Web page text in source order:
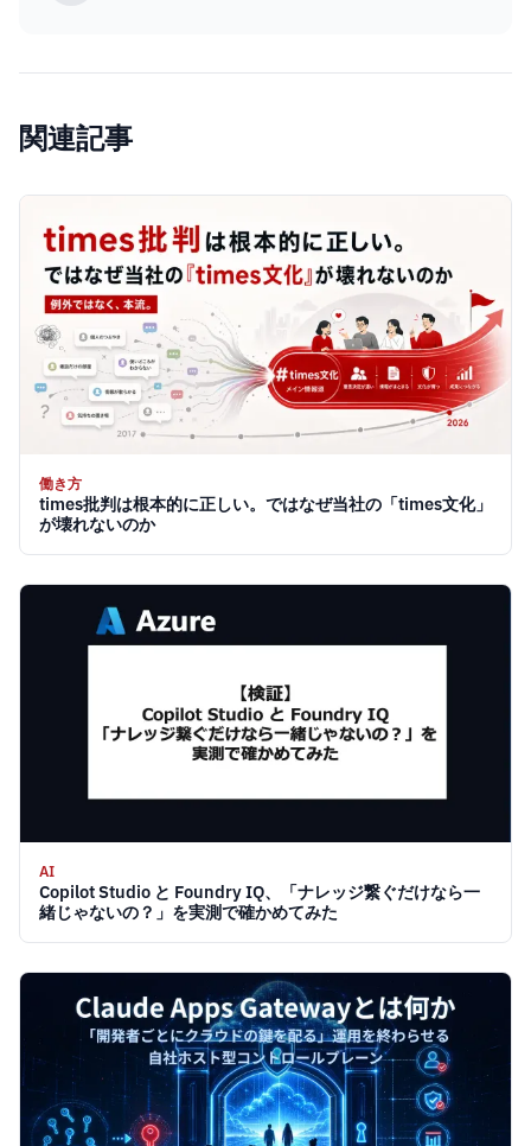
関連記事
働き方
times批判は根本的に正しい。ではなぜ当社の「times文化」
が壊れないのか
AI
Copilot Studio と Foundry IQ、「ナレッジ繋ぐだけなら一
緒じゃないの？」を実測で確かめてみた